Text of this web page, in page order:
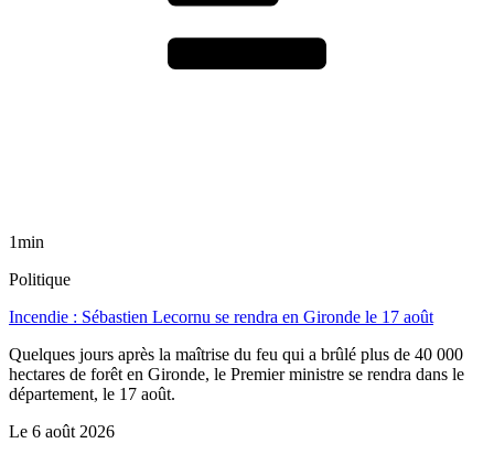
1min
Politique
Incendie : Sébastien Lecornu se rendra en Gironde le 17 août
Quelques jours après la maîtrise du feu qui a brûlé plus de 40 000
hectares de forêt en Gironde, le Premier ministre se rendra dans le
département, le 17 août.
Le 6 août 2026